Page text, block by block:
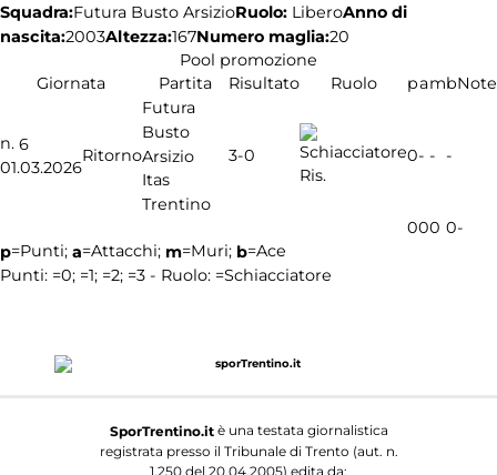
Squadra:Futura Busto ArsizioRuolo: LiberoAnno di
nascita:2003Altezza:167Numero maglia:20
Pool promozione
Giornata
Partita Risultato Ruolo pambNote
n. 6
01.03.2026
Ritorno
Futura
Busto
Arsizio
Itas
Trentino
3-0
Ris.
0- - -
000 0-
p=Punti; a=Attacchi; m=Muri; b=Ace
Punti: =0; =1; =2; =3 - Ruolo: =Schiacciatore
SporTrentino.itè una testata giornalistica
registrata presso il Tribunale di Trento (aut. n.
1.250 del 20.04.2005) edita da: